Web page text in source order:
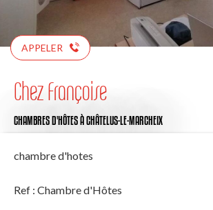
APPELER
Chez Françoise
CHAMBRES D'HÔTESÀ CHÂTELUS-LE-MARCHEIX
chambre d'hotes
Ref : Chambre d'Hôtes